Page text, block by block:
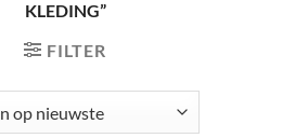
KLEDING”
FILTER